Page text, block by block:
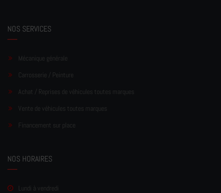
NOS SERVICES
Mécanique générale
Carrosserie / Peinture
Achat / Reprises de véhicules toutes marques
Vente de véhicules toutes marques
Financement sur place
NOS HORAIRES
Lundi à vendredi